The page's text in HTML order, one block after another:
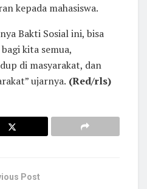
kepada mahasiswa.
Bakti Sosial ini, bisa
kita semua,
di masyarakat, dan
ujarnya. (Red/rls)
Post